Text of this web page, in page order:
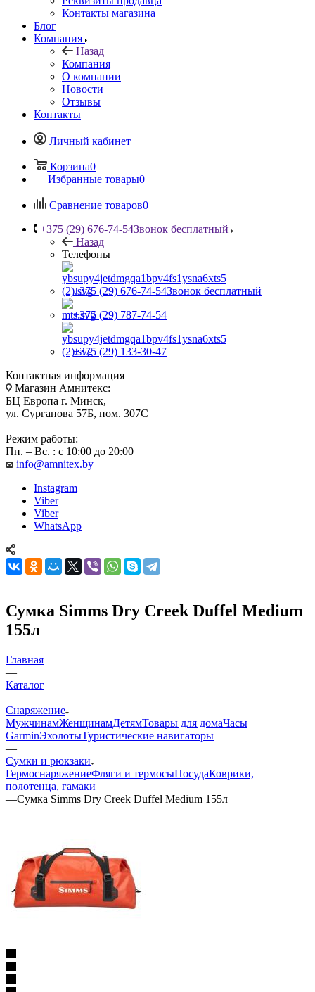
Контакты магазина
Блог
Компания
Назад
Компания
О компании
Новости
Отзывы
Контакты
Личный кабинет
Корзина0
Избранные товары0
Сравнение товаров0
+375 (29) 676-74-54Звонок бесплатный
Назад
Телефоны
+375 (29) 676-74-54Звонок бесплатный
+375 (29) 787-74-54
+375 (29) 133-30-47
Контактная информация
Магазин Амнитекс:
БЦ Европа г. Минск,
ул. Сурганова 57Б, пом. 307С
Режим работы:
Пн. – Вс. : с 10:00 до 20:00
info@amnitex.by
Instagram
Viber
Viber
WhatsApp
Сумка Simms Dry Creek Duffel Medium
155л
Главная
—
Каталог
—
Снаряжение
МужчинамЖенщинамДетямТовары для домаЧасы
GarminЭхолотыТуристические навигаторы
—
Сумки и рюкзаки
ГермоснаряжениеФляги и термосыПосудаКоврики,
полотенца, гамаки
—Сумка Simms Dry Creek Duffel Medium 155л